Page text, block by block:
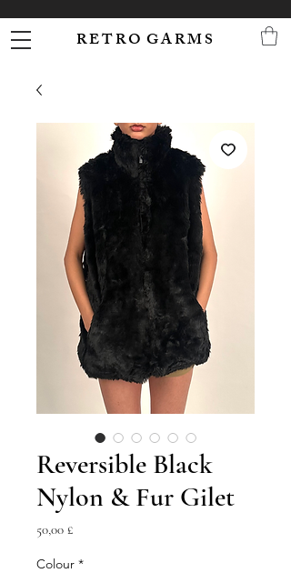
R E T R O G A R M S
Reversible Black
Nylon & Fur Gilet
50,00 £Prezzo
Colour *